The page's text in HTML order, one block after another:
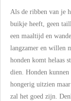
Als de ribben van je
buikje heeft, geen
een maaltijd en
langzamer en willen
honden komt helaas
dien. Honden kunnen
hongerig uitzien
zal het goed zijn.